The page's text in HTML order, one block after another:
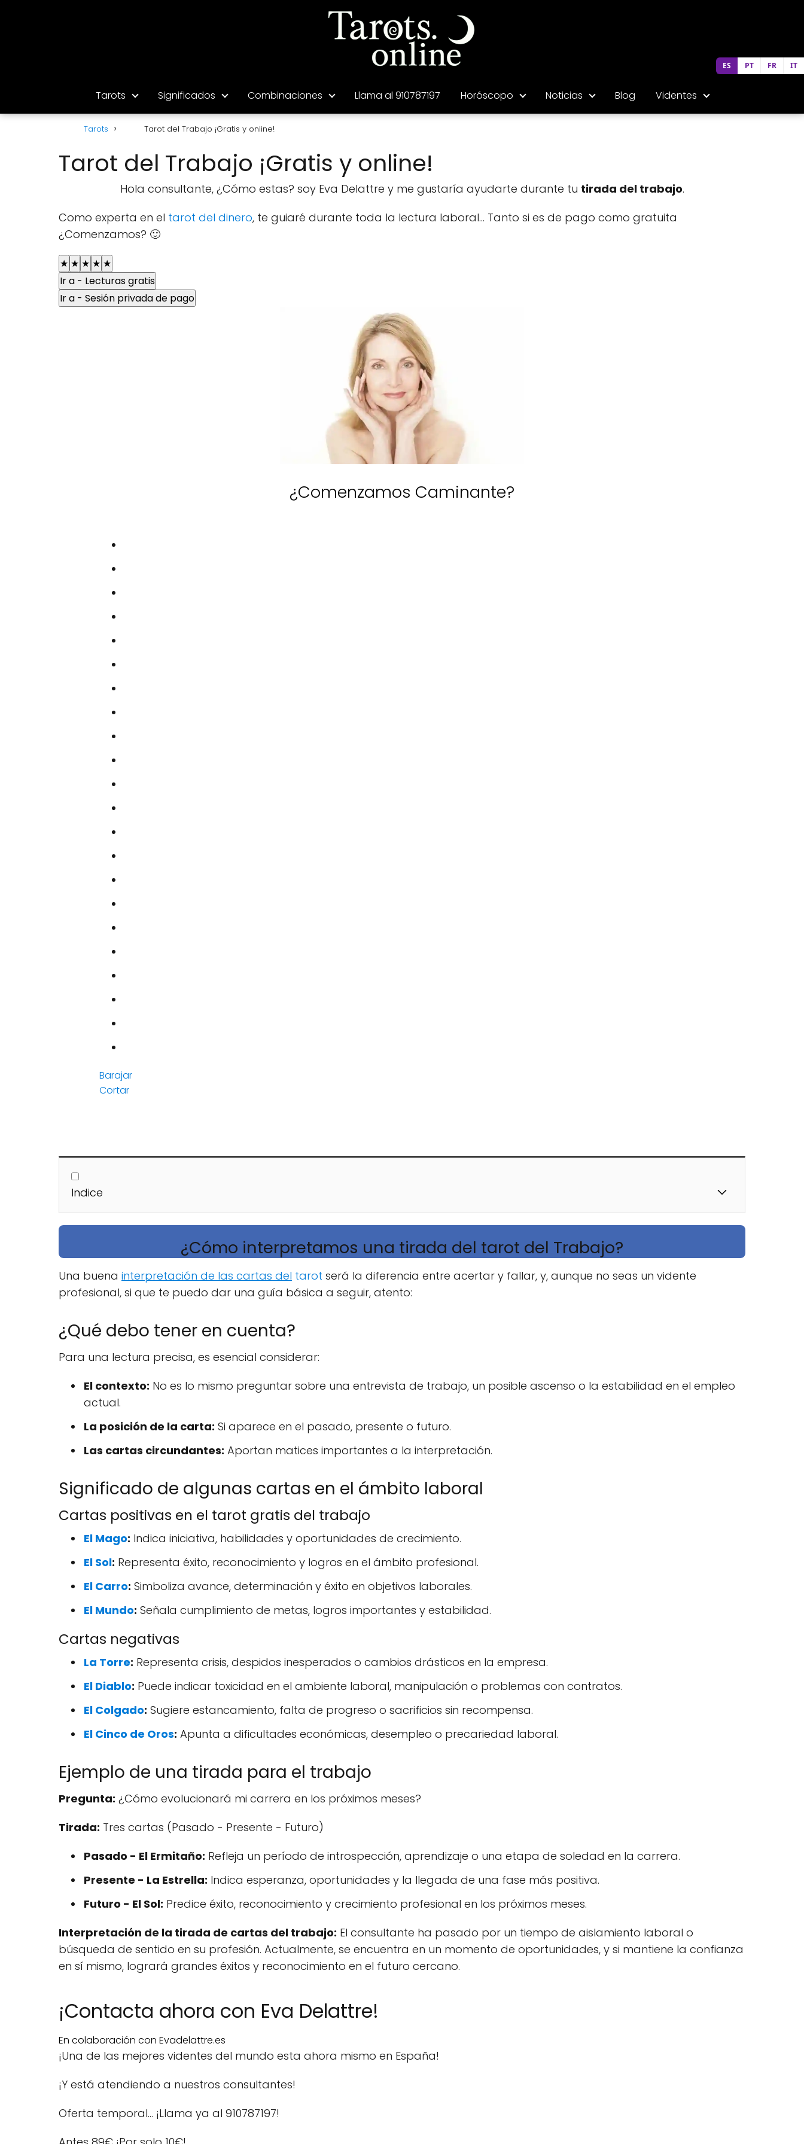
Tarots Significados Combinaciones Llama al 910787197 Horóscopo Noticias Blog Videntes
Tarots Tarot del Trabajo ¡Gratis y online!
Tarot del Trabajo ¡Gratis y online!
Hola consultante, ¿Cómo estas? soy Eva Delattre y me gustaría ayudarte durante tu tirada del trabajo.
Como experta en el tarot del dinero, te guiaré durante toda la lectura laboral... Tanto si es de pago como gratuita
¿Comenzamos? 🙂
★ ★ ★ ★ ★
Ir a - Lecturas gratis
Ir a - Sesión privada de pago
¿Comenzamos Caminante?
Barajar
Cortar
Indice
¿Cómo interpretamos una tirada del tarot del Trabajo?
Una buena interpretación de las cartas del tarot será la diferencia entre acertar y fallar, y, aunque no seas un vidente
profesional, si que te puedo dar una guía básica a seguir, atento:
¿Qué debo tener en cuenta?
Para una lectura precisa, es esencial considerar:
El contexto: No es lo mismo preguntar sobre una entrevista de trabajo, un posible ascenso o la estabilidad en el empleo
actual.
La posición de la carta: Si aparece en el pasado, presente o futuro.
Las cartas circundantes: Aportan matices importantes a la interpretación.
Significado de algunas cartas en el ámbito laboral
Cartas positivas en el tarot gratis del trabajo
El Mago: Indica iniciativa, habilidades y oportunidades de crecimiento.
El Sol: Representa éxito, reconocimiento y logros en el ámbito profesional.
El Carro: Simboliza avance, determinación y éxito en objetivos laborales.
El Mundo: Señala cumplimiento de metas, logros importantes y estabilidad.
Cartas negativas
La Torre: Representa crisis, despidos inesperados o cambios drásticos en la empresa.
El Diablo: Puede indicar toxicidad en el ambiente laboral, manipulación o problemas con contratos.
El Colgado: Sugiere estancamiento, falta de progreso o sacrificios sin recompensa.
El Cinco de Oros: Apunta a dificultades económicas, desempleo o precariedad laboral.
Ejemplo de una tirada para el trabajo
Pregunta: ¿Cómo evolucionará mi carrera en los próximos meses?
Tirada: Tres cartas (Pasado - Presente - Futuro)
Pasado - El Ermitaño: Refleja un período de introspección, aprendizaje o una etapa de soledad en la carrera.
Presente - La Estrella: Indica esperanza, oportunidades y la llegada de una fase más positiva.
Futuro - El Sol: Predice éxito, reconocimiento y crecimiento profesional en los próximos meses.
Interpretación de la tirada de cartas del trabajo: El consultante ha pasado por un tiempo de aislamiento laboral o
búsqueda de sentido en su profesión. Actualmente, se encuentra en un momento de oportunidades, y si mantiene la confianza
en sí mismo, logrará grandes éxitos y reconocimiento en el futuro cercano.
¡Contacta ahora con Eva Delattre!
En colaboración con Evadelattre.es
¡Una de las mejores videntes del mundo esta ahora mismo en España!
¡Y está atendiendo a nuestros consultantes!
Oferta temporal… ¡Llama ya al 910787197!
ES PT FR IT